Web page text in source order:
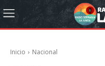
Inicio Nacional